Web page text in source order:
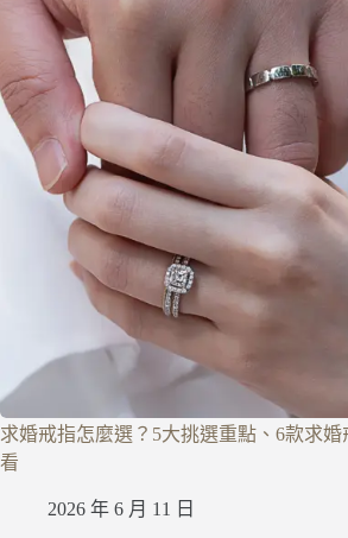
求婚戒指怎麼選？5大挑選重點、6款求婚
看
2026 年 6 月 11 日